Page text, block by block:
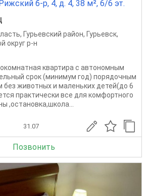
б-р, 4, д. 4, 38 м², 6/6 эт.
, Гурьевский район, Гурьевск,
округ р-н
квартира с автономным
срок (минимум год) порядочным
без животных и маленьких детей(до 6
практически все для комфортного
,остановка,школа...
31.07
Позвонить